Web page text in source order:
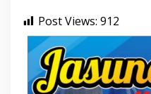
Post Views: 912